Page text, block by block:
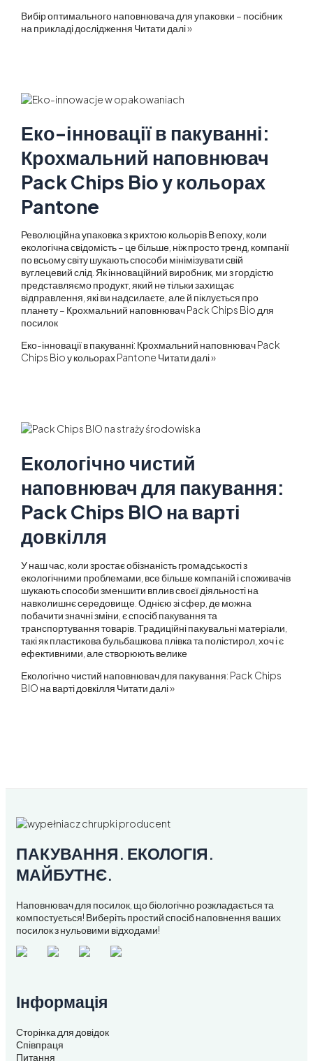
Вибір оптимального наповнювача для упаковки – посібник
на прикладі дослідження Читати далі »
Еко-інновації в пакуванні:
Крохмальний наповнювач
Pack Chips Bio у кольорах
Pantone
Революційна упаковка з крихтою кольорів В епоху, коли
екологічна свідомість – це більше, ніж просто тренд, компанії
по всьому світу шукають способи мінімізувати свій
вуглецевий слід. Як інноваційний виробник, ми з гордістю
представляємо продукт, який не тільки захищає
відправлення, які ви надсилаєте, але й піклується про
планету – Крохмальний наповнювач Pack Chips Bio для
посилок
Еко-інновації в пакуванні: Крохмальний наповнювач Pack
Chips Bio у кольорах Pantone Читати далі »
Екологічно чистий
наповнювач для пакування:
Pack Chips BIO на варті
довкілля
У наш час, коли зростає обізнаність громадськості з
екологічними проблемами, все більше компаній і споживачів
шукають способи зменшити вплив своєї діяльності на
навколишнє середовище. Однією зі сфер, де можна
побачити значні зміни, є спосіб пакування та
транспортування товарів. Традиційні пакувальні матеріали,
такі як пластикова бульбашкова плівка та полістирол, хоч і є
ефективними, але створюють велике
Екологічно чистий наповнювач для пакування: Pack Chips
BIO на варті довкілля Читати далі »
ПАКУВАННЯ. ЕКОЛОГІЯ.
МАЙБУТНЄ.
Наповнювач для посилок, що біологічно розкладається та
компостується! Виберіть простий спосіб наповнення ваших
посилок з нульовими відходами!
Інформація
Сторінка для довідок
Співпраця
Питання